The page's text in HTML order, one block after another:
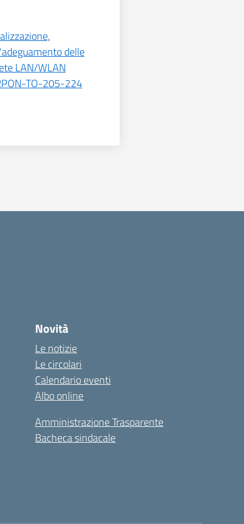
delle
LAN/WLAN
TO-205-224
Novità
Le notizie
Le circolari
Calendario eventi
Albo online
Amministrazione Trasparente
Bacheca sindacale